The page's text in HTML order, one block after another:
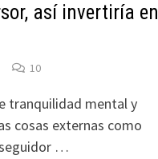
así invertiría en
10
tranquilidad mental y
cosas externas como
…